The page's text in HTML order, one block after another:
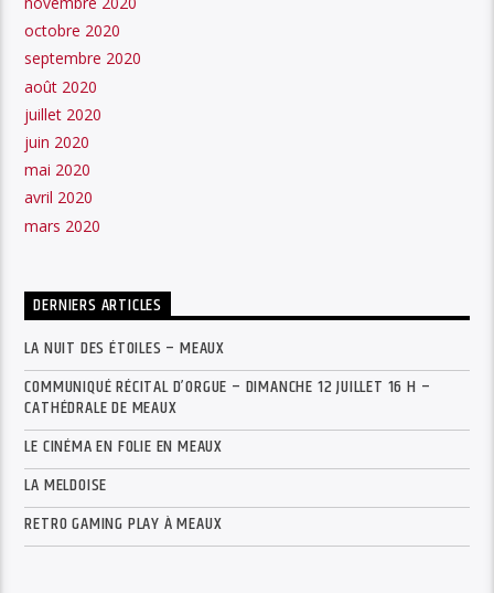
octobre 2020
septembre 2020
août 2020
juillet 2020
juin 2020
mai 2020
avril 2020
mars 2020
DERNIERS ARTICLES
LA NUIT DES ÉTOILES – MEAUX
COMMUNIQUÉ RÉCITAL D’ORGUE – DIMANCHE 12 JUILLET 16 H –
CATHÉDRALE DE MEAUX
LE CINÉMA EN FOLIE EN MEAUX
LA MELDOISE
RETRO GAMING PLAY À MEAUX